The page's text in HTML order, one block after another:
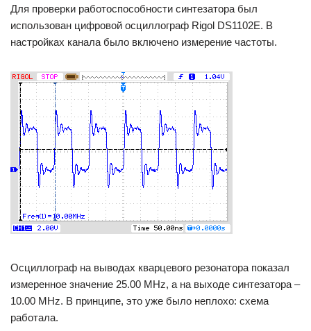
Для проверки работоспособности синтезатора был
использован цифровой осциллограф Rigol DS1102E. В
настройках канала было включено измерение частоты.
Осциллограф на выводах кварцевого резонатора показал
измеренное значение 25.00 MHz, а на выходе синтезатора –
10.00 MHz. В принципе, это уже было неплохо: схема
работала.